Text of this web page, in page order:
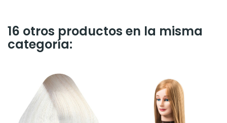
16 otros productos en la misma
categoría: